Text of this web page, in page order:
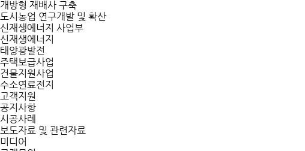
개방형 재배사 구축
도시농업 연구개발 및 확산
신재생에너지 사업부
신재생에너지
태양광발전
주택보급사업
건물지원사업
수소연료전지
고객지원
공지사항
시공사례
보도자료 및 관련자료
미디어